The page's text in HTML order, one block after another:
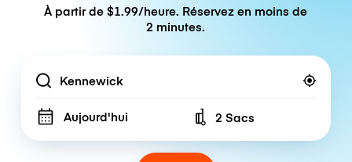
À partir de $1.99/heure. Réservez en moins de
2 minutes.
Location
Aujourd'hui Number of bags
2 Sacs